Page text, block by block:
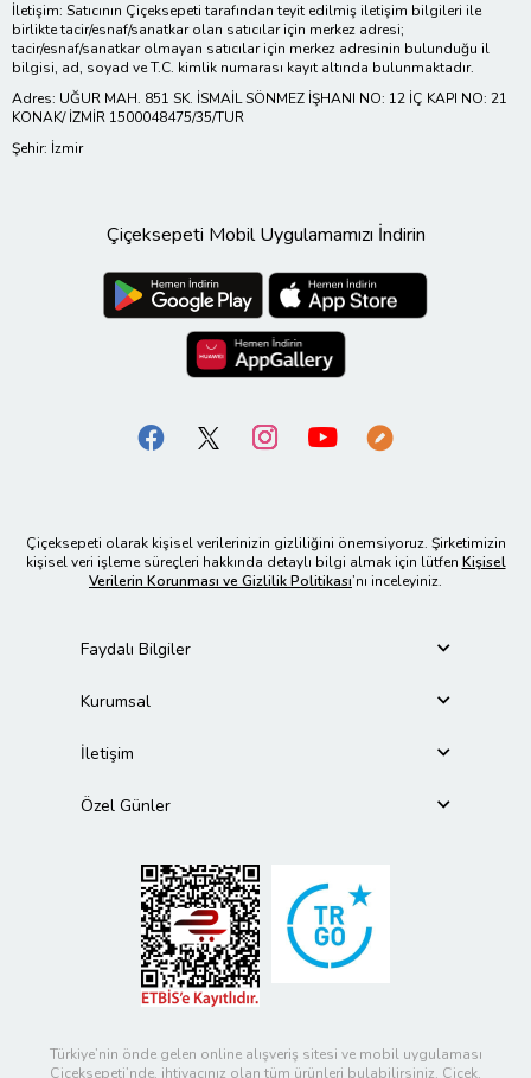
İletişim: Satıcının Çiçeksepeti tarafından teyit edilmiş iletişim bilgileri ile
birlikte tacir/esnaf/sanatkar olan satıcılar için merkez adresi;
tacir/esnaf/sanatkar olmayan satıcılar için merkez adresinin bulunduğu il
bilgisi, ad, soyad ve T.C. kimlik numarası kayıt altında bulunmaktadır.
Adres: UĞUR MAH. 851 SK. İSMAİL SÖNMEZ İŞHANI NO: 12 İÇ KAPI NO: 21
KONAK/ İZMİR 1500048475/35/TUR
Şehir: İzmir
Çiçeksepeti Mobil Uygulamamızı İndirin
Çiçeksepeti olarak kişisel verilerinizin gizliliğini önemsiyoruz. Şirketimizin
kişisel veri işleme süreçleri hakkında detaylı bilgi almak için lütfen Kişisel
Verilerin Korunması ve Gizlilik Politikası’nı inceleyiniz.
Faydalı Bilgiler
Kurumsal
İletişim
Özel Günler
Türkiye’nin önde gelen online alışveriş sitesi ve mobil uygulaması
Çiçeksepeti’nde, ihtiyacınız olan tüm ürünleri bulabilirsiniz. Çiçek,